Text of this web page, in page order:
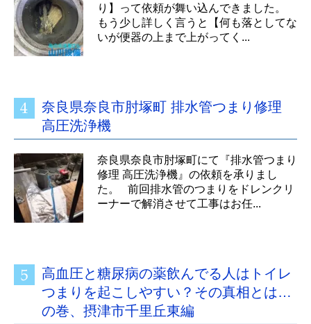
り】って依頼が舞い込んできました。
もう少し詳しく言うと【何も落としてな
いが便器の上まで上がってく...
奈良県奈良市肘塚町 排水管つまり修理
高圧洗浄機
奈良県奈良市肘塚町にて『排水管つまり
修理 高圧洗浄機』の依頼を承りまし
た。 前回排水管のつまりをドレンクリ
ーナーで解消させて工事はお任...
高血圧と糖尿病の薬飲んでる人はトイレ
つまりを起こしやすい？その真相とは…
の巻、摂津市千里丘東編